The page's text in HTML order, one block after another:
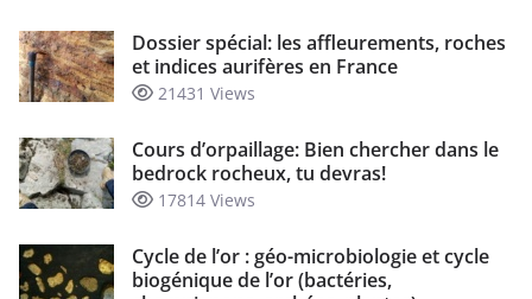
Dossier spécial: les affleurements, roches
et indices aurifères en France
21431 Views
Cours d’orpaillage: Bien chercher dans le
bedrock rocheux, tu devras!
17814 Views
Cycle de l’or : géo-microbiologie et cycle
biogénique de l’or (bactéries,